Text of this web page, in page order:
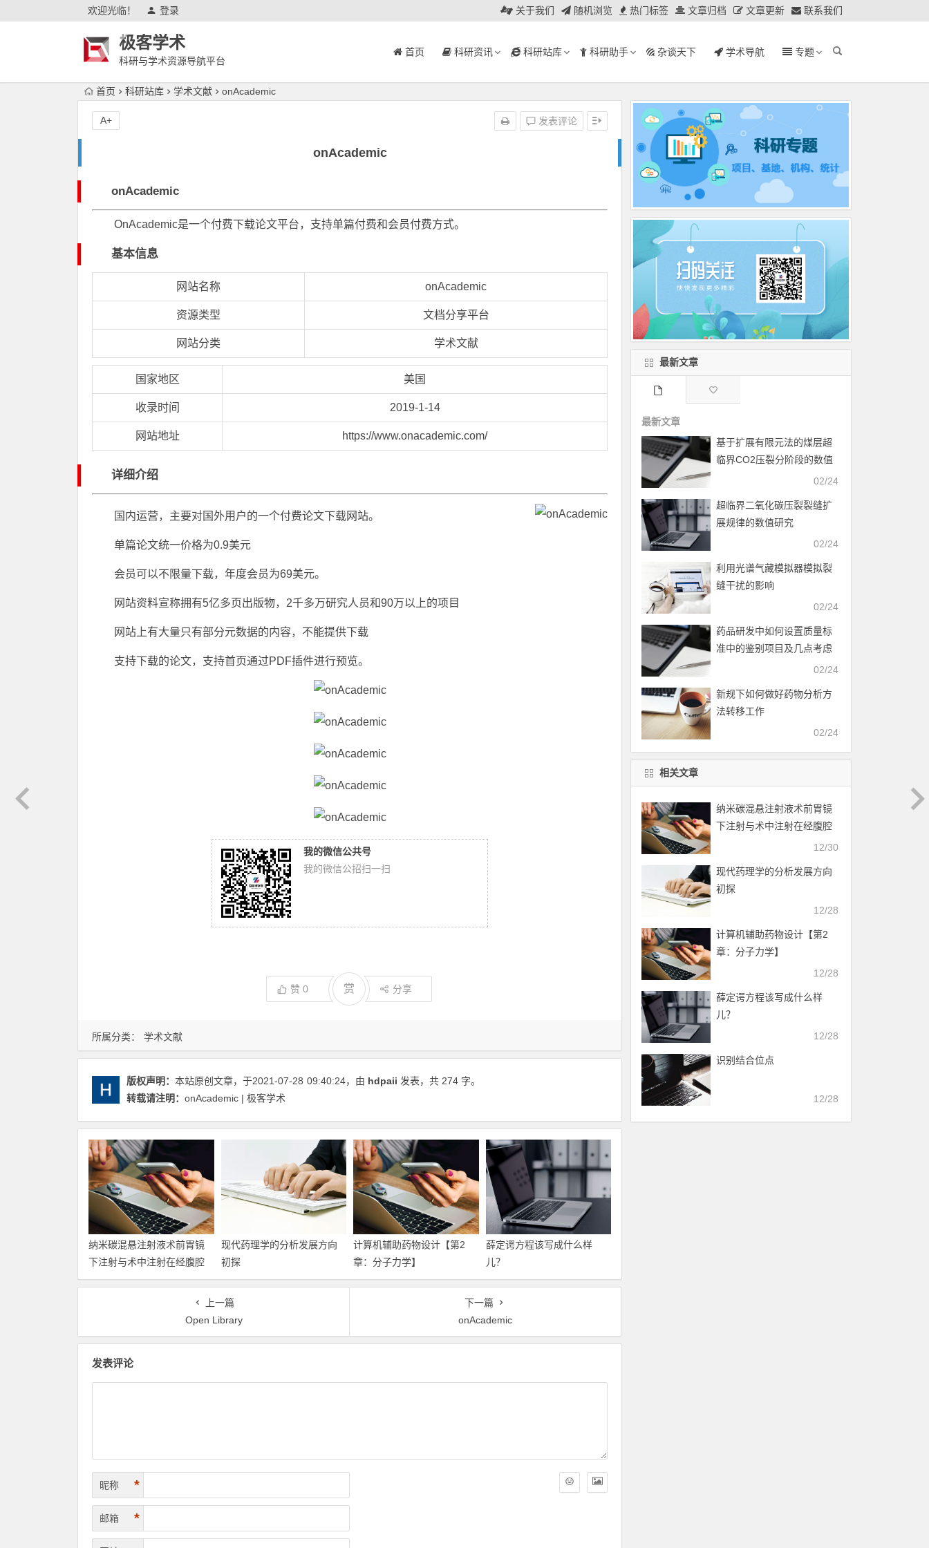
欢迎光临！ 登录 关于我们 随机浏览 热门标签 文章归档 文章更新 联系我们
极客学术
科研与学术资源导航平台
首页 科研资讯 科研站库 科研助手 杂谈天下 学术导航 专题
首页 科研站库 学术文献 onAcademic
onAcademic
发表评论
A+
所属分类： 学术文献
onAcademic
OnAcademic是一个付费下载论文平台，支持单篇付费和会员付费方式。
基本信息
网站名称 onAcademic
资源类型 文档分享平台
网站分类 学术文献
国家地区 美国
收录时间 2019-1-14
网站地址 https://www.onacademic.com/
详细介绍
国内运营，主要对国外用户的一个付费论文下载网站。
单篇论文统一价格为0.9美元
会员可以不限量下载，年度会员为69美元。
网站资料宣称拥有5亿多页出版物，2千多万研究人员和90万以上的项目
网站上有大量只有部分元数据的内容，不能提供下载
支持下载的论文，支持首页通过PDF插件进行预览。
我的微信公共号
我的微信公招扫一扫
赞 0 赏 分享
版权声明： 本站原创文章，于2021-07-28 09:40:24，由 hdpaii 发表，共 274 字。
转载请注明： onAcademic | 极客学术
纳米碳混悬注射液术前胃镜
下注射与术中注射在经腹腔
镜D2胃癌根治术中的应用与
现代药理学的分析发展方向
初探
计算机辅助药物设计​【第2
章：分子力学】
薛定谔方程该写成什么样
儿？
上一篇
Open Library
下一篇
onAcademic
发表评论
昵称 *
邮箱 *
最新文章
最新文章
基于扩展有限元法的煤层超
临界CO2压裂分阶段的数值
02/24
超临界二氧化碳压裂裂缝扩
展规律的数值研究
02/24
利用光谱气藏模拟器模拟裂
缝干扰的影响
02/24
药品研发中如何设置质量标
准中的鉴别项目及几点考虑
02/24
新规下如何做好药物分析方
法转移工作
02/24
相关文章
纳米碳混悬注射液术前胃镜
下注射与术中注射在经腹腔
镜D2胃癌根治术中的应用与
12/30
现代药理学的分析发展方向
初探
12/28
计算机辅助药物设计​【第2
章：分子力学】
12/28
薛定谔方程该写成什么样
儿？
12/28
识别结合位点
12/28